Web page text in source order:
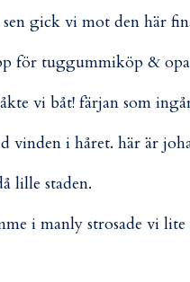
gick vi mot den här
för tuggummiköp &
vi båt! färjan som
vinden i håret. här är
lille staden.
i manly strosade vi lite